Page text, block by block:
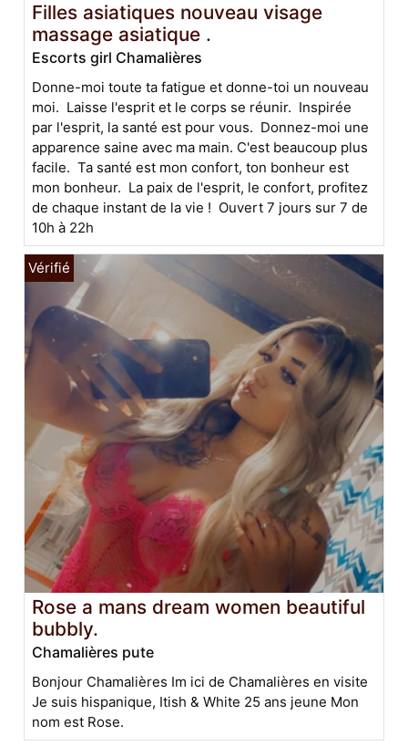
Filles asiatiques nouveau visage
massage asiatique .
Escorts girl Chamalières
Donne-moi toute ta fatigue et donne-toi un nouveau
moi. Laisse l'esprit et le corps se réunir. Inspirée
par l'esprit, la santé est pour vous. Donnez-moi une
apparence saine avec ma main. C'est beaucoup plus
facile. Ta santé est mon confort, ton bonheur est
mon bonheur. La paix de l'esprit, le confort, profitez
de chaque instant de la vie ! Ouvert 7 jours sur 7 de
10h à 22h
Rose a mans dream women beautiful
bubbly.
Chamalières pute
Bonjour Chamalières Im ici de Chamalières en visite
Je suis hispanique, Itish & White 25 ans jeune Mon
nom est Rose.